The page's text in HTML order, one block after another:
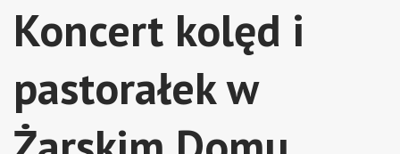
Koncert kolęd i
pastorałek w